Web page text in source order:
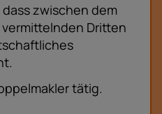
zwischen dem
Dritten
tätig.